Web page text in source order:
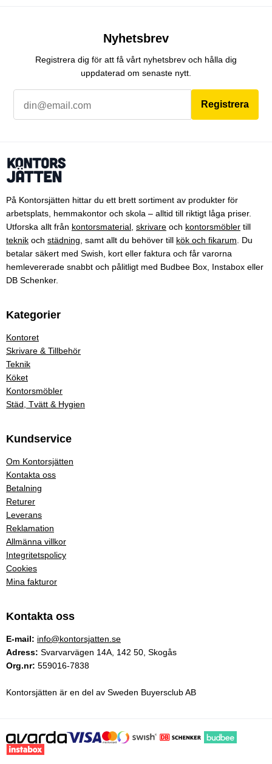
Nyhetsbrev
Registrera dig för att få vårt nyhetsbrev och hålla dig
uppdaterad om senaste nytt.
Registrera
På Kontorsjätten hittar du ett brett sortiment av produkter för
arbetsplats, hemmakontor och skola – alltid till riktigt låga priser.
Utforska allt från kontorsmaterial skrivare och kontorsmöbler till
teknik och städning , samt allt du behöver till kök och fikarum . Du
betalar säkert med Swish, kort eller faktura och får varorna
hemlevererade snabbt och pålitligt med Budbee Box, Instabox eller
DB Schenker.
Kategorier
Kontoret
Skrivare & Tillbehör
Teknik
Köket
Kontorsmöbler
Städ, Tvätt & Hygien
Kundservice
Om Kontorsjätten
Kontakta oss
Betalning
Returer
Leverans
Reklamation
Allmänna villkor
Integritetspolicy
Cookies
Mina fakturor
Kontakta oss
E-mail: info@kontorsjatten.se
Adress: Svarvarvägen 14A, 142 50, Skogås
Org.nr: 559016-7838
Kontorsjätten är en del av Sweden Buyersclub AB